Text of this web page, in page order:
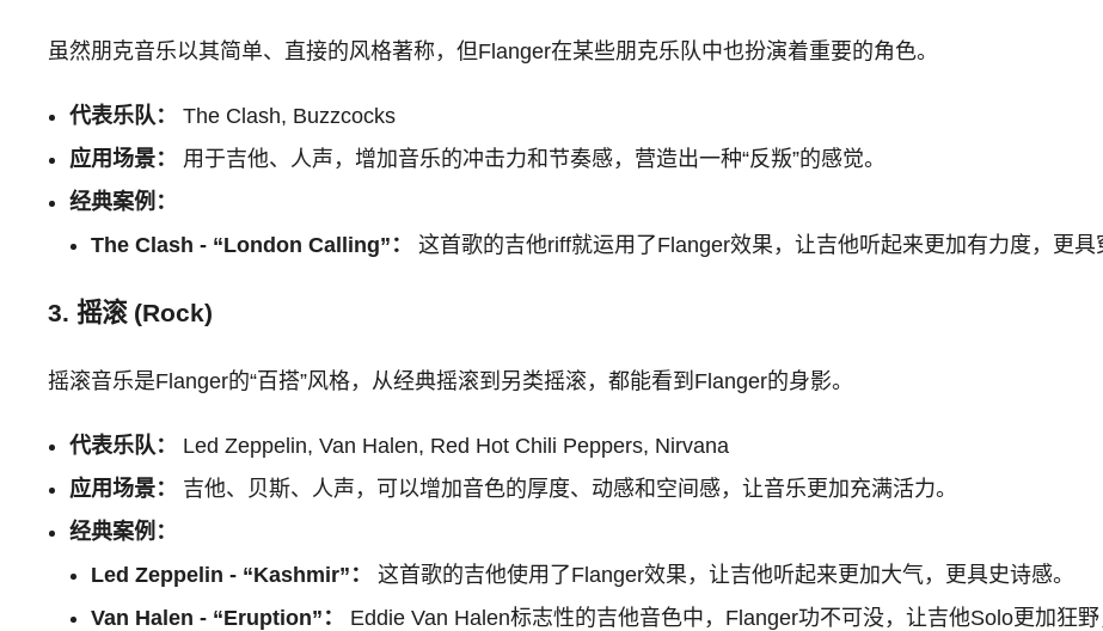
虽然朋克音乐以其简单、直接的风格著称，但Flanger在某些朋克乐队中也扮演着重要的角色。
代表乐队：
The Clash, Buzzcocks
应用场景：
用于吉他、人声，增加音乐的冲击力和节奏感，营造出一种“反叛”的感觉。
经典案例：
The Clash - “London Calling”：
这首歌的吉他riff就运用了Flanger效果，让吉他听起来更加有力度，更具
3. 摇滚 (Rock)
摇滚音乐是Flanger的“百搭”风格，从经典摇滚到另类摇滚，都能看到Flanger的身影。
代表乐队：
Led Zeppelin, Van Halen, Red Hot Chili Peppers, Nirvana
应用场景：
吉他、贝斯、人声，可以增加音色的厚度、动感和空间感，让音乐更加充满活力。
经典案例：
Led Zeppelin - “Kashmir”：
这首歌的吉他使用了Flanger效果，让吉他听起来更加大气，更具史诗感。
Van Halen - “Eruption”：
Eddie Van Halen标志性的吉他音色中，Flanger功不可没，让吉他Solo更加狂野